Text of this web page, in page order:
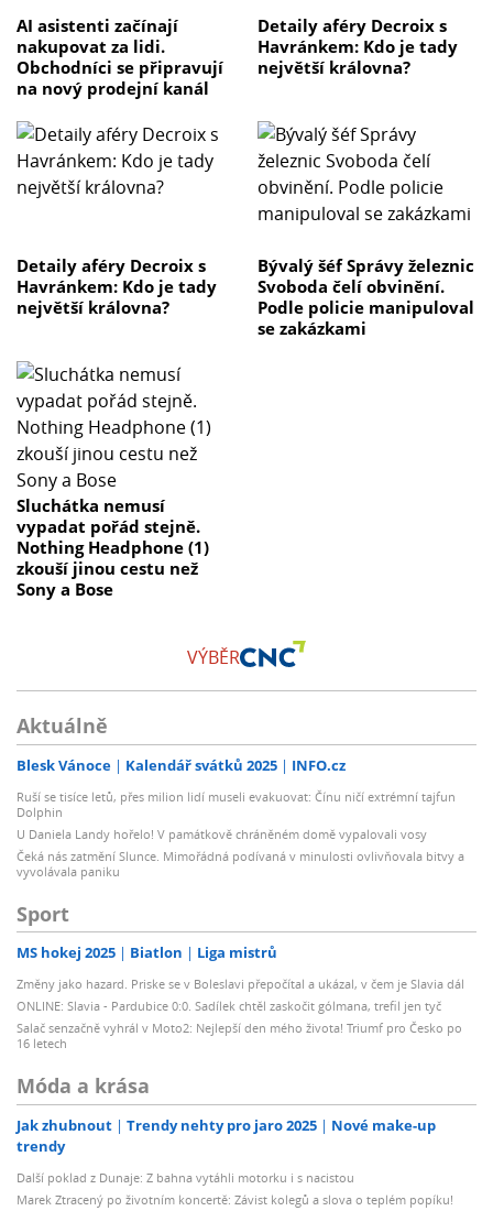
AI asistenti začínají
nakupovat za lidi.
Obchodníci se připravují
na nový prodejní kanál
Detaily aféry Decroix s
Havránkem: Kdo je tady
největší královna?
Detaily aféry Decroix s
Havránkem: Kdo je tady
největší královna?
Bývalý šéf Správy železnic
Svoboda čelí obvinění.
Podle policie manipuloval
se zakázkami
Sluchátka nemusí
vypadat pořád stejně.
Nothing Headphone (1)
zkouší jinou cestu než
Sony a Bose
VÝBĚR
Aktuálně
Blesk Vánoce Kalendář svátků 2025 INFO.cz
Ruší se tisíce letů, přes milion lidí museli evakuovat: Čínu ničí extrémní tajfun
Dolphin
U Daniela Landy hořelo! V památkově chráněném domě vypalovali vosy
Čeká nás zatmění Slunce. Mimořádná podívaná v minulosti ovlivňovala bitvy a
vyvolávala paniku
Sport
MS hokej 2025 Biatlon Liga mistrů
Změny jako hazard. Priske se v Boleslavi přepočítal a ukázal, v čem je Slavia dál
ONLINE: Slavia - Pardubice 0:0. Sadílek chtěl zaskočit gólmana, trefil jen tyč
Salač senzačně vyhrál v Moto2: Nejlepší den mého života! Triumf pro Česko po
16 letech
Móda a krása
Jak zhubnout Trendy nehty pro jaro 2025
Nové make-up
trendy
Další poklad z Dunaje: Z bahna vytáhli motorku i s nacistou
Marek Ztracený po životním koncertě: Závist kolegů a slova o teplém popíku!